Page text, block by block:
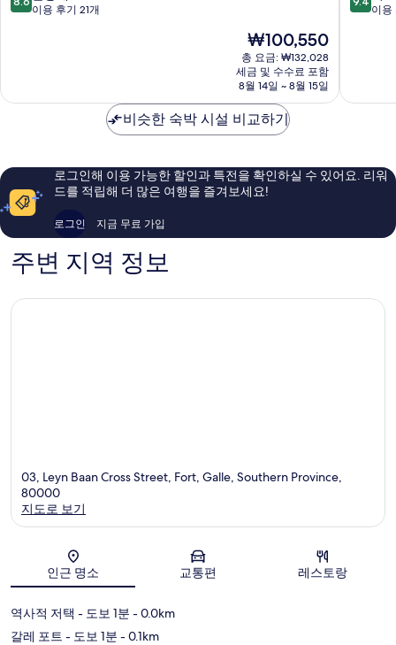
티
우
요
점
훌
이
후
기
이용 후기 21개
현
재
요
금
₩100,550
₩100,550
총 요금: ₩132,028
세금 및 수수료 포함
8월 14일 ~ 8월 15일
갈
점
최
이
용
이용
비슷한 숙박 시설 비교하기
로그인해 이용 가능한 할인과 특전을 확인하실 수 있어요. 리워
드를 적립해 더 많은 여행을 즐겨보세요!
로그인 지금 무료 가입
주변 지역 정보
03, Leyn Baan Cross Street, Fort, Galle, Southern Province,
80000
지도로 보기
인근 명소 교통편 레스토랑
역사적 저택 - 도보 1분 - 0.0km
갈레 포트 - 도보 1분 - 0.1km